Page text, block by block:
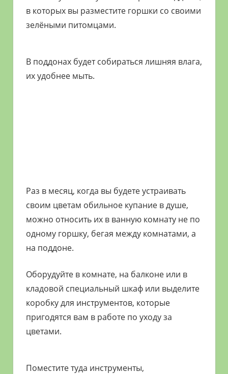
в которых вы разместите горшки со своими
зелёными питомцами.
В поддонах будет собираться лишняя влага,
их удобнее мыть.
Раз в месяц, когда вы будете устраивать
своим цветам обильное купание в душе,
можно относить их в ванную комнату не по
одному горшку, бегая между комнатами, а
на поддоне.
Оборудуйте в комнате, на балконе или в
кладовой специальный шкаф или выделите
коробку для инструментов, которые
пригодятся вам в работе по уходу за
цветами.
Поместите туда инструменты,